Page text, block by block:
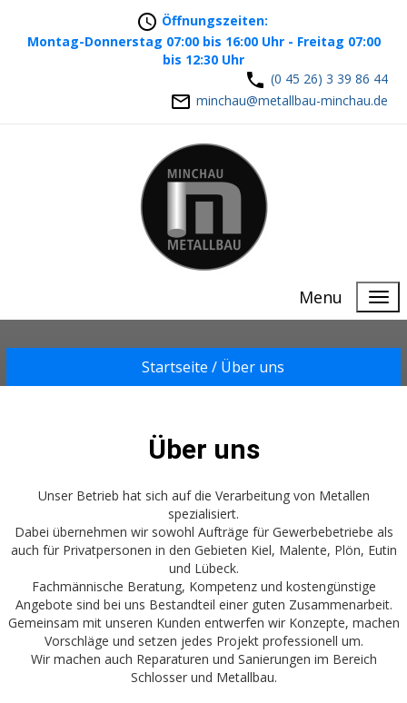
Öffnungszeiten:
Montag-Donnerstag 07:00 bis 16:00 Uhr - Freitag 07:00
bis 12:30 Uhr
(0 45 26) 3 39 86 44
minchau@metallbau-minchau.de
Menu
Startseite / Über uns
Über uns
Unser Betrieb hat sich auf die Verarbeitung von Metallen
spezialisiert.
Dabei übernehmen wir sowohl Aufträge für Gewerbebetriebe als
auch für Privatpersonen in den Gebieten Kiel, Malente, Plön, Eutin
und Lübeck.
Fachmännische Beratung, Kompetenz und kostengünstige
Angebote sind bei uns Bestandteil einer guten Zusammenarbeit.
Gemeinsam mit unseren Kunden entwerfen wir Konzepte, machen
Vorschläge und setzen jedes Projekt professionell um.
Wir machen auch Reparaturen und Sanierungen im Bereich
Schlosser und Metallbau.